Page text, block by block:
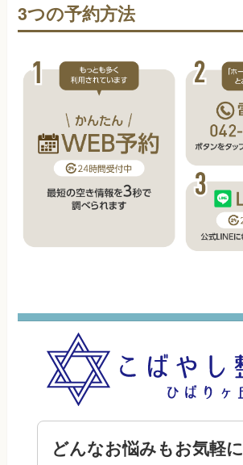
3つの予約方法
どんなお悩みもお気軽に